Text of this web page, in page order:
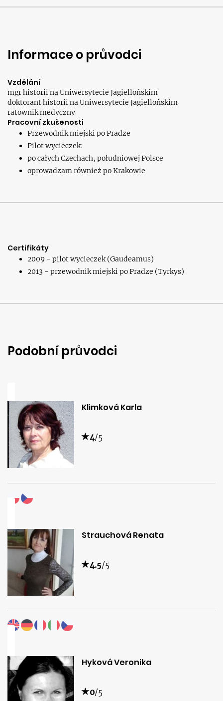
Informace o průvodci
Vzdělání
mgr historii na Uniwersytecie Jagiellońskim
doktorant historii na Uniwersytecie Jagiellońskim
ratownik medyczny
Pracovní zkušenosti
Przewodnik miejski po Pradze
Pilot wycieczek:
po całych Czechach, południowej Polsce
oprowadzam również po Krakowie
Certifikáty
2009 - pilot wycieczek (Gaudeamus)
2013 - przewodnik miejski po Pradze (Tyrkys)
Podobní průvodci
Klimková Karla
4/5
Strauchová Renata
4.5/5
Hyková Veronika
0/5